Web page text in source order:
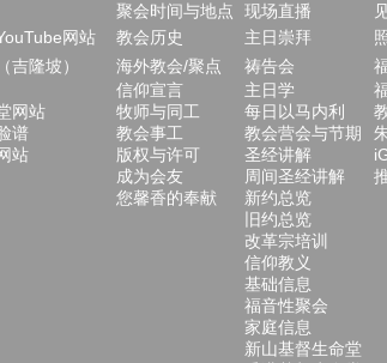
聚会时间与地点 现场直播
网站 教会历史 主日崇拜
吉隆坡） 海外教会/聚点 祷告会
信仰宣言 主日学
网站 牧师与同工 每日以马内利
谱
教会事工 教会营会与节期
站
版权与许可 圣经讲解
成为会友 周间圣经讲解
您馨香的奉献 新约总览
旧约总览
改革宗培训
信仰教义
基础信息
福音性聚会
家庭信息
新山基督生命堂